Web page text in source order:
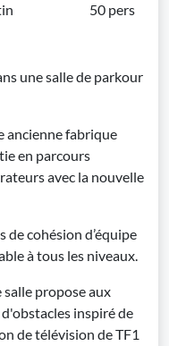
50 pers
une salle de parkour
ancienne fabrique
en parcours
avec la nouvelle
cohésion d’équipe
à tous les niveaux.
salle propose aux
inspiré de
de télévision de TF1